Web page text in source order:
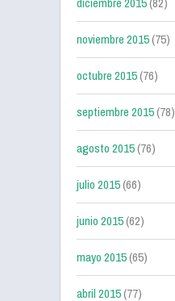
noviembre 2015(75)
octubre 2015(76)
septiembre 2015(78)
agosto 2015(76)
julio 2015(66)
junio 2015(62)
mayo 2015(65)
abril 2015(77)